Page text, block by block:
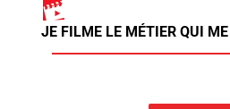
JE FILME LE MÉTIER QUI